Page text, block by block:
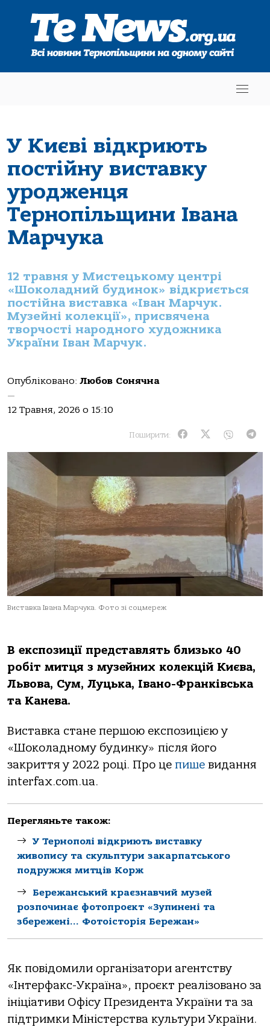
У Києві відкриють
постійну виставку
уродженця
Тернопільщини Івана
Марчука
12 травня у Мистецькому центрі
«Шоколадний будинок» відкриється
постійна виставка «Іван Марчук.
Музейні колекції», присвячена
творчості народного художника
України Іван Марчук.
Опубліковано: Любов Сонячна
—
12 Травня, 2026 о 15:10
Поширити:
Виставка Івана Марчука. Фото зі соцмереж
В експозиції представлять близько 40
робіт митця з музейних колекцій Києва,
Львова, Сум, Луцька, Івано-Франківська
та Канева.
Виставка стане першою експозицією у
«Шоколадному будинку» після його
закриття у 2022 році. Про це пише видання
interfax.com.ua.
Перегляньте також:
У Тернополі відкриють виставку
живопису та скульптури закарпатського
подружжя митців Корж
Бережанський краєзнавчий музей
розпочинає фотопроєкт «Зупинені та
збережені… Фотоісторія Бережан»
Як повідомили організатори агентству
«Інтерфакс-Україна», проєкт реалізовано за
ініціативи Офісу Президента України та за
підтримки Міністерства культури України.